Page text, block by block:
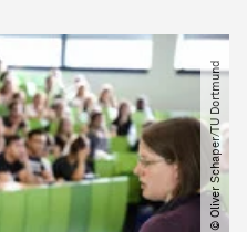
© Oliver Schaper​/​TU Dortmund